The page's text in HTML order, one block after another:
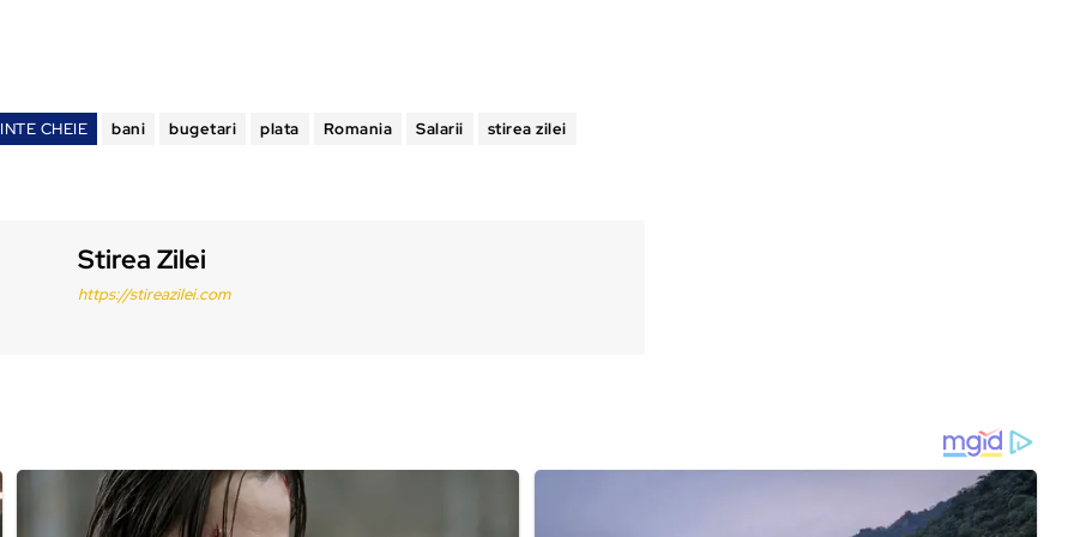
CHEIE bani bugetari plata Romania Salarii stirea zilei
Stirea Zilei
https://stireazilei.com